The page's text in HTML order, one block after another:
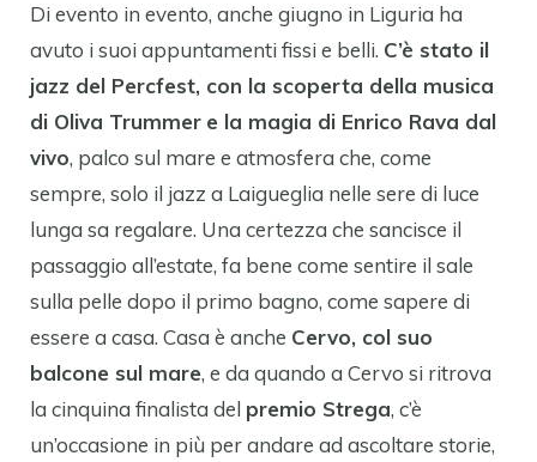
Di evento in evento, anche giugno in Liguria ha
avuto i suoi appuntamenti fissi e belli. C’è stato il
jazz del Percfest, con la scoperta della musica
di Oliva Trummer e la magia di Enrico Rava dal
vivo, palco sul mare e atmosfera che, come
sempre, solo il jazz a Laigueglia nelle sere di luce
lunga sa regalare. Una certezza che sancisce il
passaggio all’estate, fa bene come sentire il sale
sulla pelle dopo il primo bagno, come sapere di
essere a casa. Casa è anche Cervo, col suo
balcone sul mare, e da quando a Cervo si ritrova
la cinquina finalista del premio Strega, c’è
un’occasione in più per andare ad ascoltare storie,